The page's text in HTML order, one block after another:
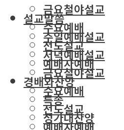
금요철야설교
수요예배
전도설교
예배자예배
경배와찬양
특송
성가대찬양
설교말씀
주일예배설교
저녁예배설교
금요철야설교
수요예배
전도설교
예배자예배